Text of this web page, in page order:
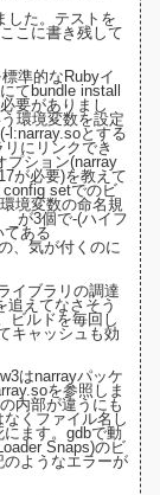
した。テストを
こに書き残して
準的なRubyイ
てbundle install
要がありまし
環境変数を設定
l:narray.soとする
にリンクでき
プション(narray
が必要)を教えて
config setでのビ
境変数の命名規
_が3個で-(ハイフ
てある
、気が付くのに
イブラリの調達
追えてなさそう
ビルドを毎回し
キャッシュ も効
はnarrayパッケ
を参照しま
内部が違うにも
くファイル名し
ます。gdbで動
Snaps)のビ
のようなエラーが